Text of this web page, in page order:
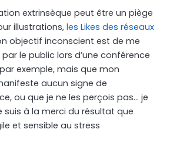
extrinsèque peut être un piège
illustrations,les Likes des réseaux
objectif inconscient est de me
le public lors d’une conférence
exemple, mais que mon
aucun signe de
ou que je ne les perçois pas… je
suis à la merci du résultat que
et sensible au stress